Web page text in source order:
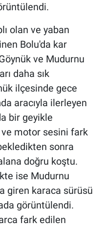
olan ve yaban
Bolu'da kar
ve Mudurnu
daha sık
ilçesinde gece
aracıyla ilerleyen
bir geyikle
ve motor sesini fark
sonra
doğru koştu.
ise Mudurnu
giren karaca sürüsü
görüntülendi.
fark edilen